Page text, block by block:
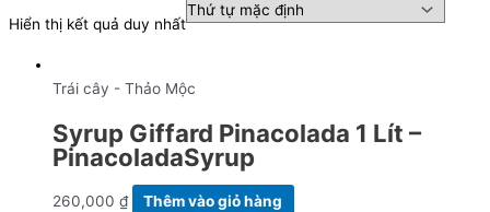
Hiển thị kết quả duy nhất
Trái cây - Thảo Mộc
Syrup Giffard Pinacolada 1 Lít –
PinacoladaSyrup
260,000 ₫ Thêm vào giỏ hàng